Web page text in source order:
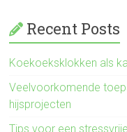
Recent Posts
Koekoeksklokken als
Veelvoorkomende
hijsprojecten
Tips voor een